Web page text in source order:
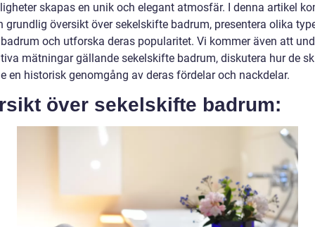
skapas en unik och elegant atmosfär. I denna artikel
grundlig översikt över sekelskifte badrum, presentera olika
och utforska deras popularitet. Vi kommer även att
mätningar gällande sekelskifte badrum, diskutera hur de
en historisk genomgång av deras fördelar och nackdelar.
över sekelskifte badrum: